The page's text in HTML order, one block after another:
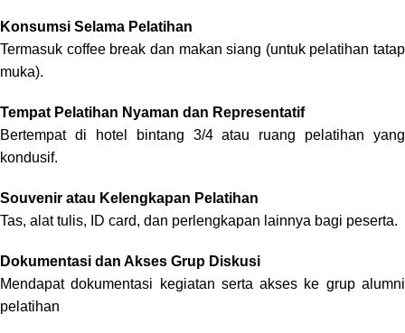
Konsumsi Selama Pelatihan
Termasuk coffee break dan makan siang (untuk pelatihan tatap
muka).
Tempat Pelatihan Nyaman dan Representatif
Bertempat di hotel bintang 3/4 atau ruang pelatihan yang
kondusif.
Souvenir atau Kelengkapan Pelatihan
Tas, alat tulis, ID card, dan perlengkapan lainnya bagi peserta.
Dokumentasi dan Akses Grup Diskusi
Mendapat dokumentasi kegiatan serta akses ke grup alumni
pelatihan